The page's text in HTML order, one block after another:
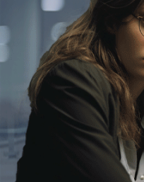
вчера в 18:30